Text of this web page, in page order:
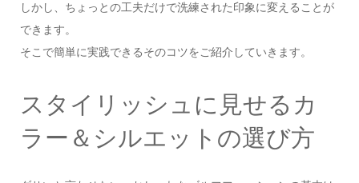
しかし、ちょっとの工夫だけで洗練された印象に変えることが
できます。
そこで簡単に実践できるそのコツをご紹介していきます。
スタイリッシュに見せるカ
ラー＆シルエットの選び方